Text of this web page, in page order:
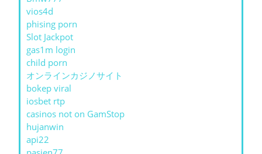
vios4d
phising porn
Slot Jackpot
gas1m login
child porn
オンラインカジノサイト
bokep viral
iosbet rtp
casinos not on GamStop
hujanwin
api22